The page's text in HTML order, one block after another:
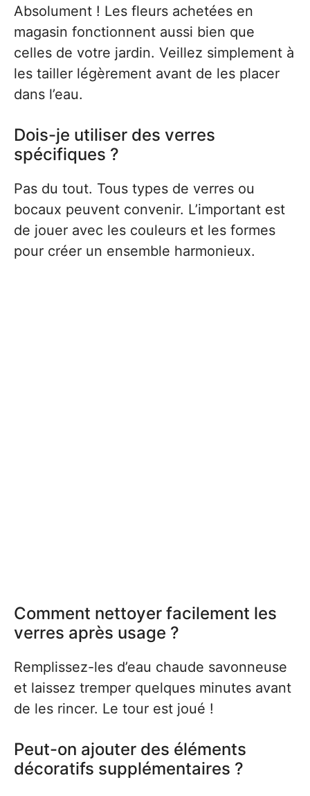
Absolument ! Les fleurs achetées en
magasin fonctionnent aussi bien que
celles de votre jardin. Veillez simplement à
les tailler légèrement avant de les placer
dans l’eau.
Dois-je utiliser des verres
spécifiques ?
Pas du tout. Tous types de verres ou
bocaux peuvent convenir. L’important est
de jouer avec les couleurs et les formes
pour créer un ensemble harmonieux.
Comment nettoyer facilement les
verres après usage ?
Remplissez-les d’eau chaude savonneuse
et laissez tremper quelques minutes avant
de les rincer. Le tour est joué !
Peut-on ajouter des éléments
décoratifs supplémentaires ?